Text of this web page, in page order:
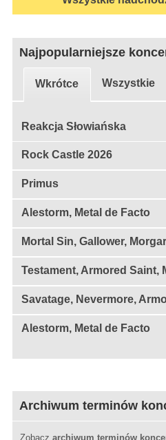
Najpopularniejsze
Wkrótce Wszystkie
Reakcja Słowiańska
Rock Castle 2026
Primus
Alestorm, Metal de Facto
Mortal Sin, Gallower,
Testament, Armored Saint,
Savatage, Nevermore,
Alestorm, Metal de Facto
Archiwum terminów
Zobacz archiwum terminów